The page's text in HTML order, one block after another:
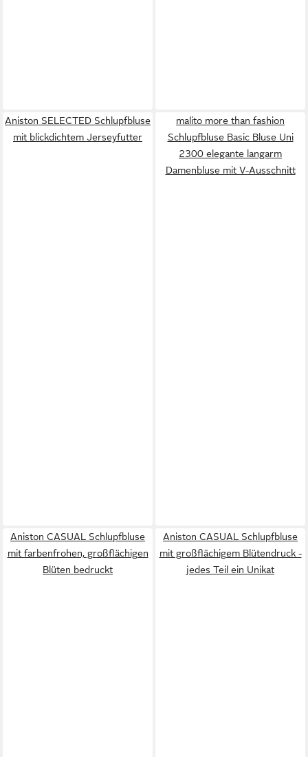
Aniston SELECTED Schlupfbluse
mit blickdichtem Jerseyfutter
malito more than fashion
Schlupfbluse Basic Bluse Uni
2300 elegante langarm
Damenbluse mit V-Ausschnitt
Aniston CASUAL Schlupfbluse
mit farbenfrohen, großflächigen
Blüten bedruckt
Aniston CASUAL Schlupfbluse
mit großflächigem Blütendruck -
jedes Teil ein Unikat